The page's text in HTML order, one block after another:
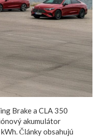
Brake a CLA 350
akumulátor
Články obsahujú